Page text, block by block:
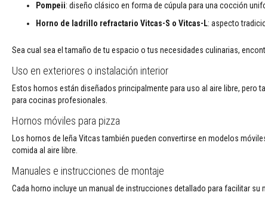
calor
Fieltros
agujados
alta
temperatura
Tiras
selladoras
cerámica
Cintas
Pompeii: diseño clásico en forma de cúpula para una cocción
Horno de ladrillo refractario Vitcas-S o Vitcas-L: aspecto
Sea cual sea el tamaño de tu espacio o tus necesidades culinarias,
Uso en exteriores o instalación interior
Estos hornos están diseñados principalmente para uso al aire libre,
para cocinas profesionales.
Hornos móviles para pizza
Los hornos de leña Vitcas también pueden convertirse en modelos
comida al aire libre.
Manuales e instrucciones de montaje
Cada horno incluye un manual de instrucciones detallado para facilitar